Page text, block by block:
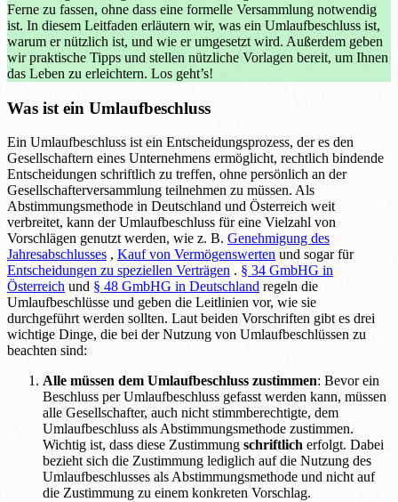
Ferne zu fassen, ohne dass eine formelle Versammlung notwendig
ist. In diesem Leitfaden erläutern wir, was ein Umlaufbeschluss ist,
warum er nützlich ist, und wie er umgesetzt wird. Außerdem geben
wir praktische Tipps und stellen nützliche Vorlagen bereit, um Ihnen
das Leben zu erleichtern. Los geht’s!
Was ist ein Umlaufbeschluss
Ein Umlaufbeschluss ist ein Entscheidungsprozess, der es den
Gesellschaftern eines Unternehmens ermöglicht, rechtlich bindende
Entscheidungen schriftlich zu treffen, ohne persönlich an der
Gesellschafterversammlung teilnehmen zu müssen. Als
Abstimmungsmethode in Deutschland und Österreich weit
verbreitet, kann der Umlaufbeschluss für eine Vielzahl von
Vorschlägen genutzt werden, wie z. B. Genehmigung des
Jahresabschlusses , Kauf von Vermögenswerten und sogar für
Entscheidungen zu speziellen Verträgen . § 34 GmbHG in
Österreich und § 48 GmbHG in Deutschland regeln die
Umlaufbeschlüsse und geben die Leitlinien vor, wie sie
durchgeführt werden sollten. Laut beiden Vorschriften gibt es drei
wichtige Dinge, die bei der Nutzung von Umlaufbeschlüssen zu
beachten sind:
Alle müssen dem Umlaufbeschluss zustimmen: Bevor ein
Beschluss per Umlaufbeschluss gefasst werden kann, müssen
alle Gesellschafter, auch nicht stimmberechtigte, dem
Umlaufbeschluss als Abstimmungsmethode zustimmen.
Wichtig ist, dass diese Zustimmung schriftlich erfolgt. Dabei
bezieht sich die Zustimmung lediglich auf die Nutzung des
Umlaufbeschlusses als Abstimmungsmethode und nicht auf
die Zustimmung zu einem konkreten Vorschlag.